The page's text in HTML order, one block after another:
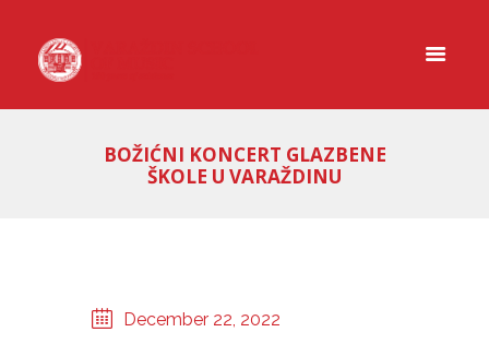
BOŽIĆNI KONCERT GLAZBENE
ŠKOLE U VARAŽDINU
December 22, 2022